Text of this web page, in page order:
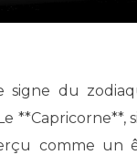
**Capricorne**,
comme un